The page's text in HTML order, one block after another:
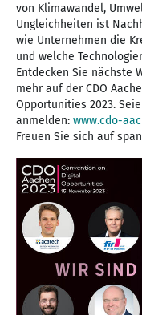
von Klimawandel,
Ungleichheiten ist
wie Unternehmen die
und welche
Entdecken Sie nächste
mehr auf der CDO
Opportunities 2023.
anmelden: www.cdo-
Freuen Sie sich auf